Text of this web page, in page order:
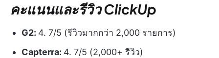
คะแนนและรีวิว ClickUp
G2: 4. 7/5 (รีวิวมากกว่า 2,000 รายการ)
Capterra: 4. 7/5 (2,000+ รีวิว)